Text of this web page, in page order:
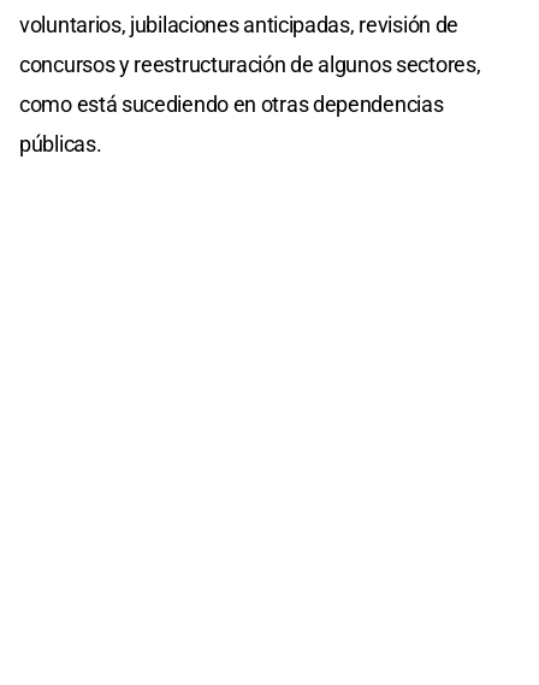
voluntarios, jubilaciones anticipadas, revisión de
concursos y reestructuración de algunos sectores,
como está sucediendo en otras dependencias
públicas.